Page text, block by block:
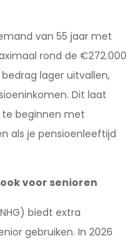
van 55 jaar met
rond de €272.000
lager uitvallen,
Dit laat
te beginnen met
als je pensioenleeftijd
voor senioren
biedt extra
gebruiken. In 2026